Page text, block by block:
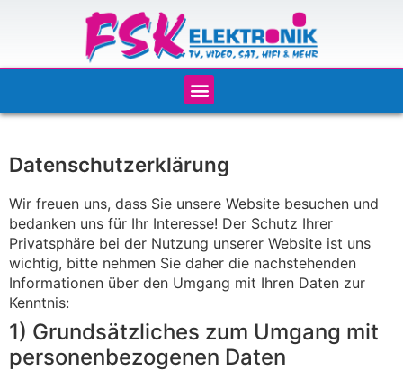
Datenschutzerklärung
Wir freuen uns, dass Sie unsere Website besuchen und
bedanken uns für Ihr Interesse! Der Schutz Ihrer
Privatsphäre bei der Nutzung unserer Website ist uns
wichtig, bitte nehmen Sie daher die nachstehenden
Informationen über den Umgang mit Ihren Daten zur
Kenntnis:
1) Grundsätzliches zum Umgang mit
personenbezogenen Daten